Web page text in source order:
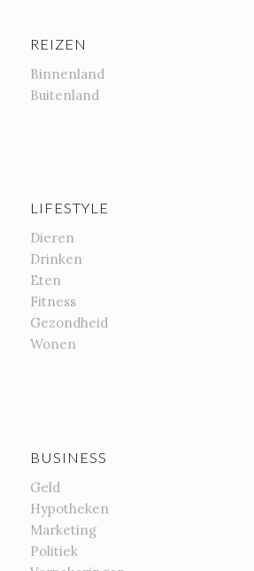
REIZEN
Binnenland
Buitenland
LIFESTYLE
Dieren
Drinken
Eten
Fitness
Gezondheid
Wonen
BUSINESS
Geld
Hypotheken
Marketing
Politiek